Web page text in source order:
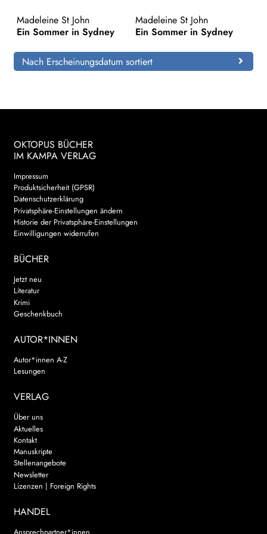
Madeleine St John
Ein Sommer in Sydney
Madeleine St John
Ein Sommer in Sydney
Nach Erscheinungsdatum sortiert
OKTOPUS BÜCHER
IM KAMPA VERLAG
Impressum
Produktsicherheit (GPSR)
Datenschutzerklärung
Privatsphäre-Einstellungen ändern
Historie der Privatsphäre-Einstellungen
Einwilligungen widerrufen
BÜCHER
Jetzt neu
Literatur
Krimi
Geschenkbuch
AUTOR*INNEN
Autor*innen A-Z
Lesungen
VERLAG
Über uns
Aktuelles
Kontakt
Manuskripte
Stellenangebote
Newsletter
Lizenzen | Foreign Rights
HANDEL